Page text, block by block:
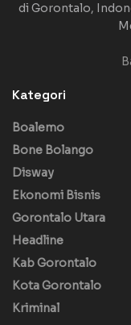
di Gorontalo,
Kategori
Boalemo
Bone Bolango
Disway
Ekonomi Bisnis
Gorontalo Utara
Headline
Kab Gorontalo
Kota Gorontalo
Kriminal